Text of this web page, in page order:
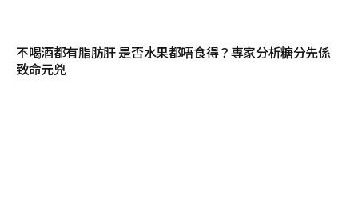
不喝酒都有脂肪肝 是否水果都唔食得？專家分析糖分先係
致命元兇